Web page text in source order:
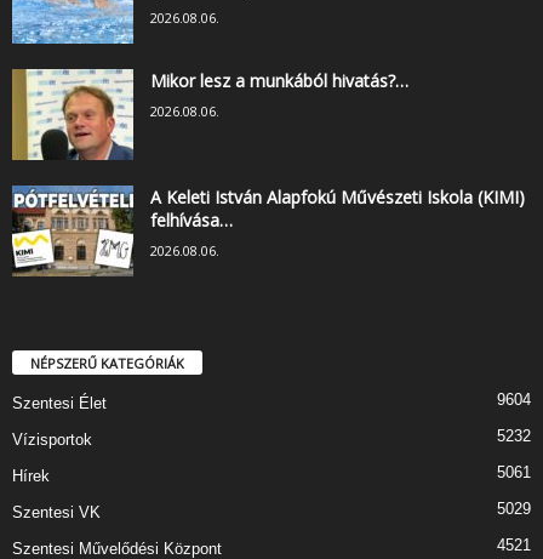
2026.08.06.
Mikor lesz a munkából hivatás?…
2026.08.06.
A Keleti István Alapfokú Művészeti Iskola (KIMI)
felhívása…
2026.08.06.
NÉPSZERŰ KATEGÓRIÁK
Szentesi Élet 9604
Vízisportok 5232
Hírek 5061
Szentesi VK 5029
Szentesi Művelődési Központ 4521